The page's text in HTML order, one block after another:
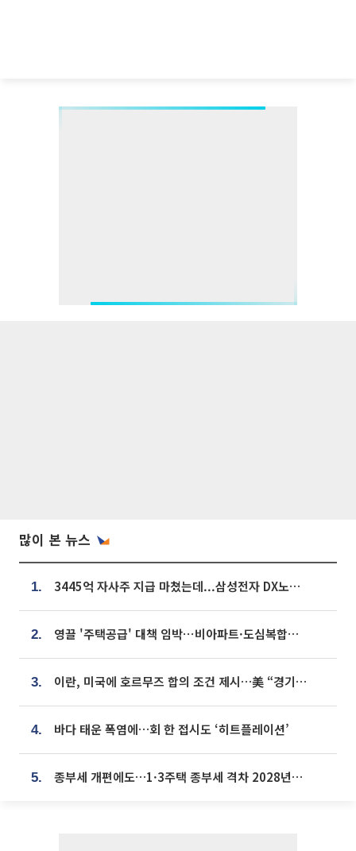
많이 본 뉴스
1. 3445억 자사주 지급 마쳤는데...삼성전자 DX노조, 뒤늦은 '떼쓰기 집회'
2. 영끌 '주택공급' 대책 임박⋯비아파트·도심복합까지 총동원
3. 이란, 미국에 호르무즈 합의 조건 제시…美 “경기 아직 안 끝나” [종합]
4. 바다 태운 폭염에…회 한 접시도 ‘히트플레이션’
5. 종부세 개편에도…1·3주택 종부세 격차 2028년부터 확대